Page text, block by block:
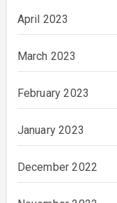
April 2023
March 2023
February 2023
January 2023
December 2022